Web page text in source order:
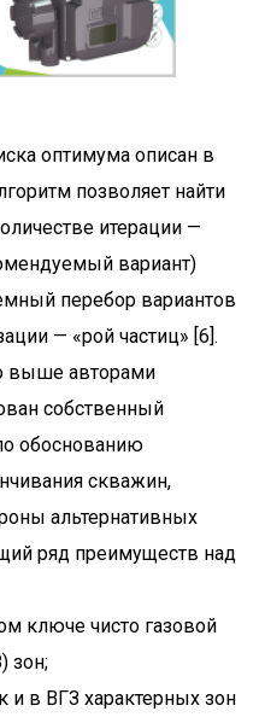
оптимума описан в
позволяет найти
итерации —
вариант)
перебор вариантов
— «рой частиц» [6].
выше авторами
собственный
обоснованию
скважин,
альтернативных
ряд преимуществ над
ключе чисто газовой
зон;
и в ВГЗ характерных зон